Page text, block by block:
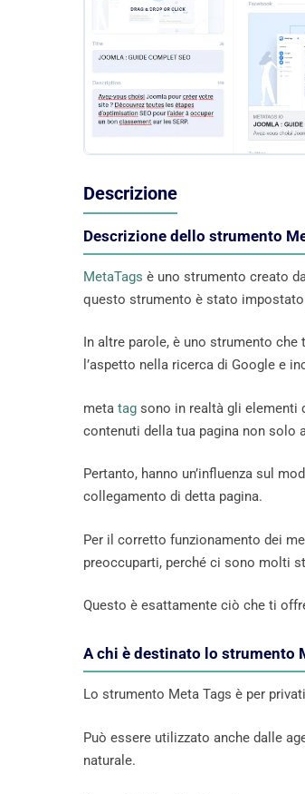
Descrizione
Descrizione dello strumento
MetaTags è uno strumento creato
questo strumento è stato
In altre parole, è uno strumento
l’aspetto nella ricerca di Google e
meta tag sono in realtà gli elementi
contenuti della tua pagina non solo
Pertanto, hanno un’influenza sul
collegamento di detta pagina.
Per il corretto funzionamento dei
preoccuparti, perché ci sono molti
Questo è esattamente ciò che ti
A chi è destinato lo strumento
Lo strumento Meta Tags è per
Può essere utilizzato anche dalle
naturale.